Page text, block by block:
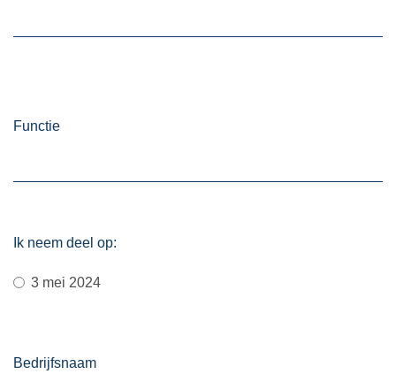
Functie
Ik neem deel op:
3 mei 2024
Bedrijfsnaam